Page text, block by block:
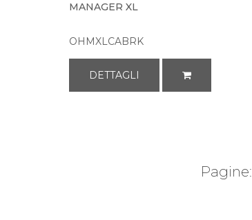
MANAGER XL
OHMXLCABRK
DETTAGLI
Pagine: